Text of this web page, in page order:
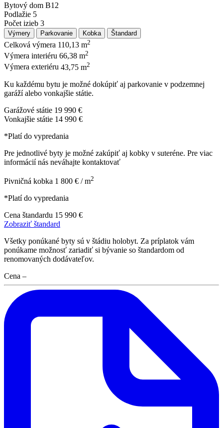
Bytový dom B12
Podlažie 5
Počet izieb 3
Výmery Parkovanie Kobka Štandard
Celková výmera 110,13 m2
Výmera interiéru 66,38 m2
Výmera exteriéru 43,75 m2
Ku každému bytu je možné dokúpiť aj parkovanie v podzemnej
garáží alebo vonkajšie státie.
Garážové státie 19 990 €
Vonkajšie státie 14 990 €
*Platí do vypredania
Pre jednotlivé byty je možné zakúpiť aj kobky v suteréne. Pre viac
informácií nás neváhajte kontaktovať
Pivničná kobka 1 800 € / m2
*Platí do vypredania
Cena štandardu 15 990 €
Zobraziť štandard
Všetky ponúkané byty sú v štádiu holobyt. Za príplatok vám
ponúkame možnosť zariadiť si bývanie so štandardom od
renomovaných dodávateľov.
Cena –